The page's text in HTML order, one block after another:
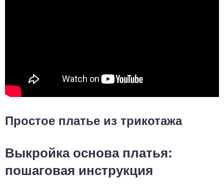
Простое платье из трикотажа
Выкройка основа платья:
пошаговая инструкция